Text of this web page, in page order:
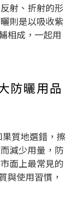
射、折射的形
則是以吸收紫
相成，一起用
防曬用品
質地選錯，擦
減少用量，防
面上最常見的
與使用習慣，